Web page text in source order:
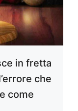
in fretta
che
come